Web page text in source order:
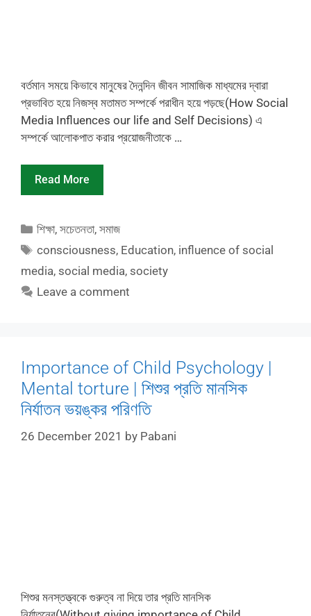
বর্তমান সময়ে কিভাবে মানুষের দৈনন্দিন জীবন সামাজিক মাধ্যমের দ্বারা
প্রভাবিত হয়ে নিজস্ব মতামত সম্পর্কে পরাধীন হয়ে পড়ছে(How Social
Media Influences our life and Self Decisions) এ
সম্পর্কে আলোকপাত করার প্রয়োজনীতাকে …
Read More
Categories
শিক্ষা,সচেতনতা,সমাজ
Tags
consciousness, Education, influence of social
media, social media, society
Leave a comment
Importance of Child Psychology |
Mental torture | শিশুর প্রতি মানসিক
নির্যাতন ভয়ঙ্কর পরিণতি
26 December 2021 by Pabani
শিশুর মনস্তত্ত্বকে গুরুত্ব না দিয়ে তার প্রতি মানসিক